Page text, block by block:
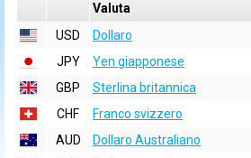
Valuta
USD
Dollaro
JPY
Yen giapponese
GBP
Sterlina britannica
CHF
Franco svizzero
AUD
Dollaro Australiano